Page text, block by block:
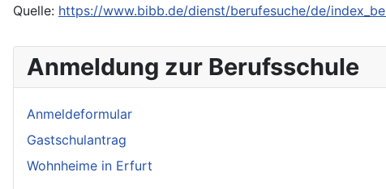
Quelle: https://www.bibb.de/dienst/berufesuche/de/
Anmeldung zur Berufsschule
Anmeldeformular
Gastschulantrag
Wohnheime in Erfurt